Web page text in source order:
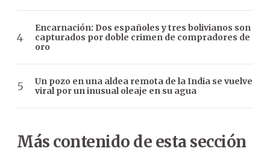
Encarnación: Dos españoles y tres bolivianos son
capturados por doble crimen de compradores de
oro
Un pozo en una aldea remota de la India se vuelve
viral por un inusual oleaje en su agua
Más contenido de esta sección